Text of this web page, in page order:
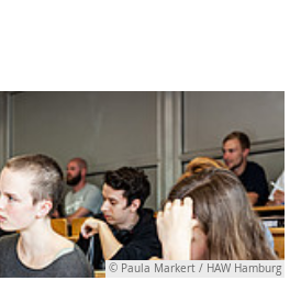
© Paula Markert / HAW Hamburg